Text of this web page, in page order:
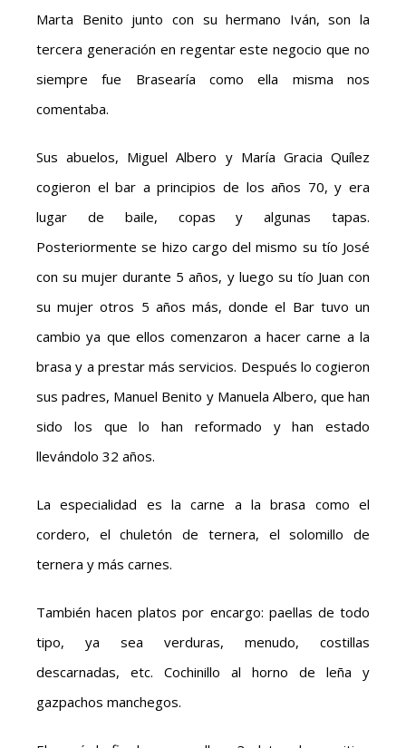
Marta Benito junto con su hermano Iván, son la
tercera generación en regentar este negocio que no
siempre fue Brasearía como ella misma nos
comentaba.
Sus abuelos, Miguel Albero y María Gracia Quílez
cogieron el bar a principios de los años 70, y era
lugar de baile, copas y algunas tapas.
Posteriormente se hizo cargo del mismo su tío José
con su mujer durante 5 años, y luego su tío Juan con
su mujer otros 5 años más, donde el Bar tuvo un
cambio ya que ellos comenzaron a hacer carne a la
brasa y a prestar más servicios. Después lo cogieron
sus padres, Manuel Benito y Manuela Albero, que han
sido los que lo han reformado y han estado
llevándolo 32 años.
La especialidad es la carne a la brasa como el
cordero, el chuletón de ternera, el solomillo de
ternera y más carnes.
También hacen platos por encargo: paellas de todo
tipo, ya sea verduras, menudo, costillas
descarnadas, etc. Cochinillo al horno de leña y
gazpachos manchegos.